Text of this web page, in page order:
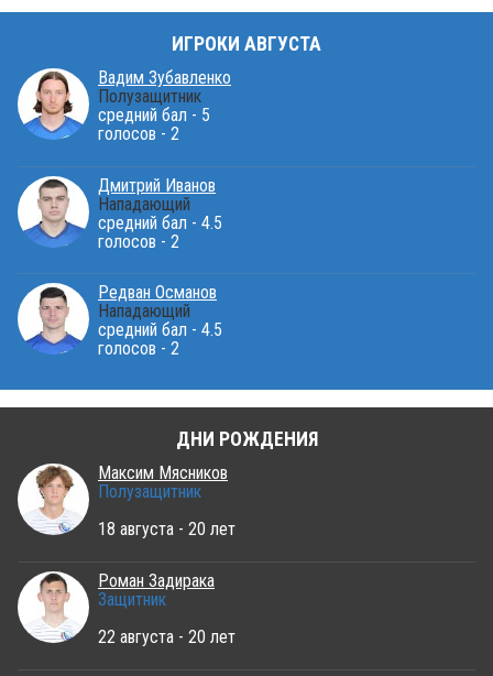
ИГРОКИ АВГУСТА
Вадим Зубавленко
Полузащитник
средний бал - 5
голосов - 2
Дмитрий Иванов
Нападающий
средний бал - 4.5
голосов - 2
Редван Османов
Нападающий
средний бал - 4.5
голосов - 2
ДНИ РОЖДЕНИЯ
Максим Мясников
Полузащитник
18 августа - 20 лет
Роман Задирака
Защитник
22 августа - 20 лет